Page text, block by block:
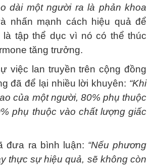
dài một người ra là phản khoa
nhấn mạnh cách hiệu quả để
là tập thể dục vì nó có thể thúc
tăng trưởng.
việc lan truyền trên cộng đồng
đã để lại nhiều lời khuyên: “Khi
của một người, 80% phụ thuộc
phụ thuộc vào chất lượng giấc
đưa ra bình luận: “Nếu phương
thực sự hiệu quả, sẽ không còn